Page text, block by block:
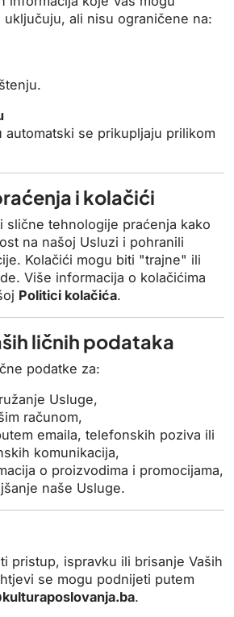
ali nisu ograničene na:
automatski se prikupljaju prilikom
i kolačići
slične tehnologije praćenja kako
na našoj Usluzi i pohranili
Kolačići mogu biti "trajne" ili
Više informacija o kolačićima
Politici kolačića.
ličnih podataka
podatke za:
Usluge,
računom,
emaila, telefonskih poziva ili
komunikacija,
o proizvodima i promocijama,
naše Usluge.
pristup, ispravku ili brisanje Vaših
se mogu podnijeti putem
.ba.